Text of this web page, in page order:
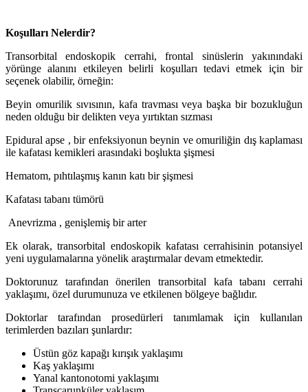
Koşulları Nelerdir?
Transorbital endoskopik cerrahi, frontal sinüslerin yakınındaki
yörünge alanını etkileyen belirli koşulları tedavi etmek için bir
seçenek olabilir, örneğin:
Beyin omurilik sıvısının, kafa travması veya başka bir bozukluğun
neden olduğu bir delikten veya yırtıktan sızması
Epidural apse , bir enfeksiyonun beynin ve omuriliğin dış kaplaması
ile kafatası kemikleri arasındaki boşlukta şişmesi
Hematom, pıhtılaşmış kanın katı bir şişmesi
Kafatası tabanı tümörü
Anevrizma , genişlemiş bir arter
Ek olarak, transorbital endoskopik kafatası cerrahisinin potansiyel
yeni uygulamalarına yönelik araştırmalar devam etmektedir.
Doktorunuz tarafından önerilen transorbital kafa tabanı cerrahi
yaklaşımı, özel durumunuza ve etkilenen bölgeye bağlıdır.
Doktorlar tarafından prosedürleri tanımlamak için kullanılan
terimlerden bazıları şunlardır:
Üstün göz kapağı kırışık yaklaşımı
Kaş yaklaşımı
Yanal kantonotomi yaklaşımı